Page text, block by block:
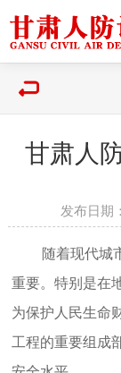
甘肃人
发布日期
随着现代城
重要。特别是在
为保护人民生命
工程的重要组成